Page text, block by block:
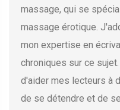
massage, qui se
massage érotique.
mon expertise en
chroniques sur ce
d'aider mes lecteurs à
de se détendre et de